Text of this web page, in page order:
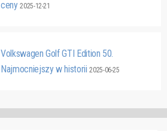
ceny2025-12-21
Volkswagen Golf GTI Edition 50.
Najmocniejszy w historii2025-06-25